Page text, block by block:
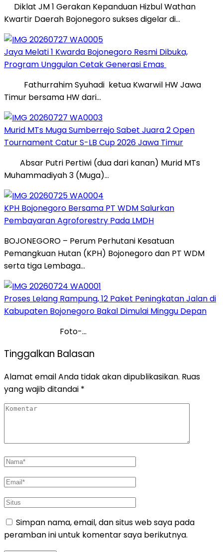
Diklat JM 1 Gerakan Kepanduan Hizbul Wathan
Kwartir Daerah Bojonegoro sukses digelar di…
Jaya Melati 1 Kwarda Bojonegoro Resmi Dibuka,
Program Unggulan Cetak Generasi Emas
Fathurrahim Syuhadi ketua Kwarwil HW Jawa
Timur bersama HW dari…
Murid MTs Muga Sumberrejo Sabet Juara 2 Open
Tournament Catur S-LB Cup 2026 Jawa Timur
Absar Putri Pertiwi (dua dari kanan) Murid MTs
Muhammadiyah 3 (Muga)…
KPH Bojonegoro Bersama PT WDM Salurkan
Pembayaran Agroforestry Pada LMDH
BOJONEGORO – Perum Perhutani Kesatuan
Pemangkuan Hutan (KPH) Bojonegoro dan PT WDM
serta tiga Lembaga…
Proses Lelang Rampung, 12 Paket Peningkatan Jalan di
Kabupaten Bojonegoro Bakal Dimulai Minggu Depan
Foto-…
Tinggalkan Balasan
Alamat email Anda tidak akan dipublikasikan. Ruas
yang wajib ditandai *
Simpan nama, email, dan situs web saya pada
peramban ini untuk komentar saya berikutnya.